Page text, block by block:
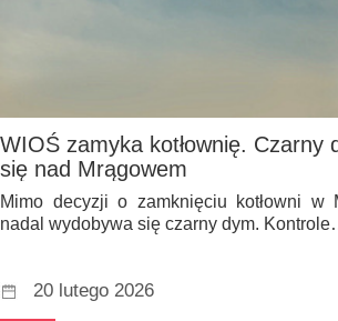
WIOŚ zamyka kotłownię. Czarny
się nad Mrągowem
Mimo decyzji o zamknięciu kotłowni w
nadal wydobywa się czarny dym.
20 lutego 2026